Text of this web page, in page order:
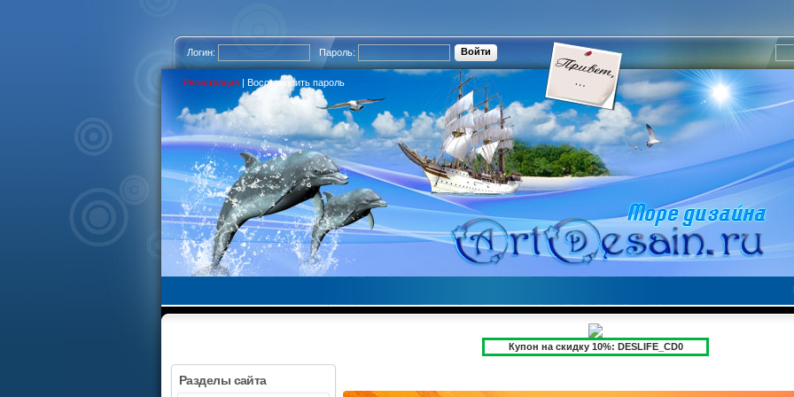
Логин: Пароль:
Регистрация | Восстановить пароль
Купон на скидку 10%: DESLIFE_CD0
Разделы сайта